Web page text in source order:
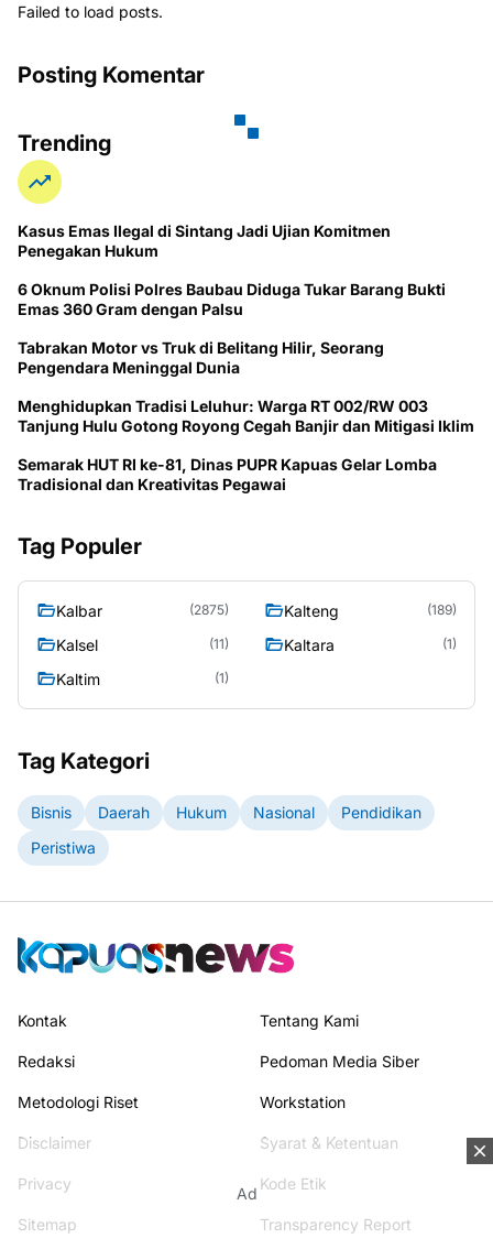
Failed to load posts.
Posting Komentar
Trending
Kasus Emas Ilegal di Sintang Jadi Ujian Komitmen
Penegakan Hukum
6 Oknum Polisi Polres Baubau Diduga Tukar Barang Bukti
Emas 360 Gram dengan Palsu
Tabrakan Motor vs Truk di Belitang Hilir, Seorang
Pengendara Meninggal Dunia
Menghidupkan Tradisi Leluhur: Warga RT 002/RW 003
Tanjung Hulu Gotong Royong Cegah Banjir dan Mitigasi Iklim
Semarak HUT RI ke-81, Dinas PUPR Kapuas Gelar Lomba
Tradisional dan Kreativitas Pegawai
Tag Populer
Kalbar (2875) Kalteng (189)
Kalsel (11) Kaltara (1)
Kaltim (1)
Tag Kategori
Bisnis Daerah Hukum Nasional
Pendidikan
Peristiwa
Ad
Kontak Tentang Kami
Redaksi Pedoman Media Siber
Metodologi Riset Workstation
Disclaimer Syarat & Ketentuan
Privacy Kode Etik
Sitemap Transparency Report